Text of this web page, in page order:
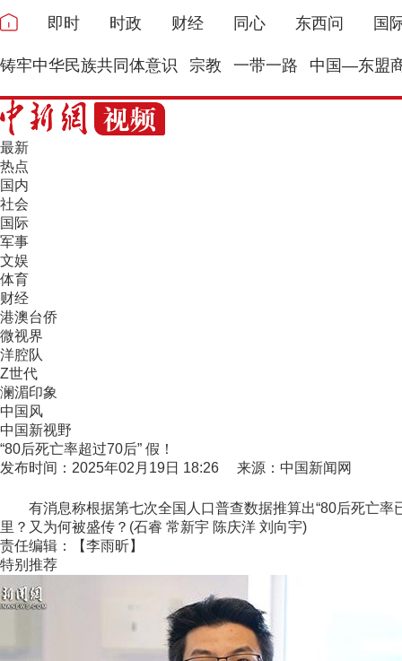
即时 时政 财经 同心 东西问 国
铸牢中华民族共同体意识 宗教 一带一路 中国—东盟
最新
热点
国内
社会
国际
军事
文娱
体育
财经
港澳台侨
微视界
洋腔队
Z世代
澜湄印象
中国风
中国新视野
“80后死亡率超过70后” 假！
发布时间：2025年02月19日 18:26 来源：中国新闻网
有消息称根据第七次全国人口普查数据推算出“80后死亡率
里？又为何被盛传？(石睿 常新宇 陈庆洋 刘向宇)
责任编辑：【李雨昕】
特别推荐